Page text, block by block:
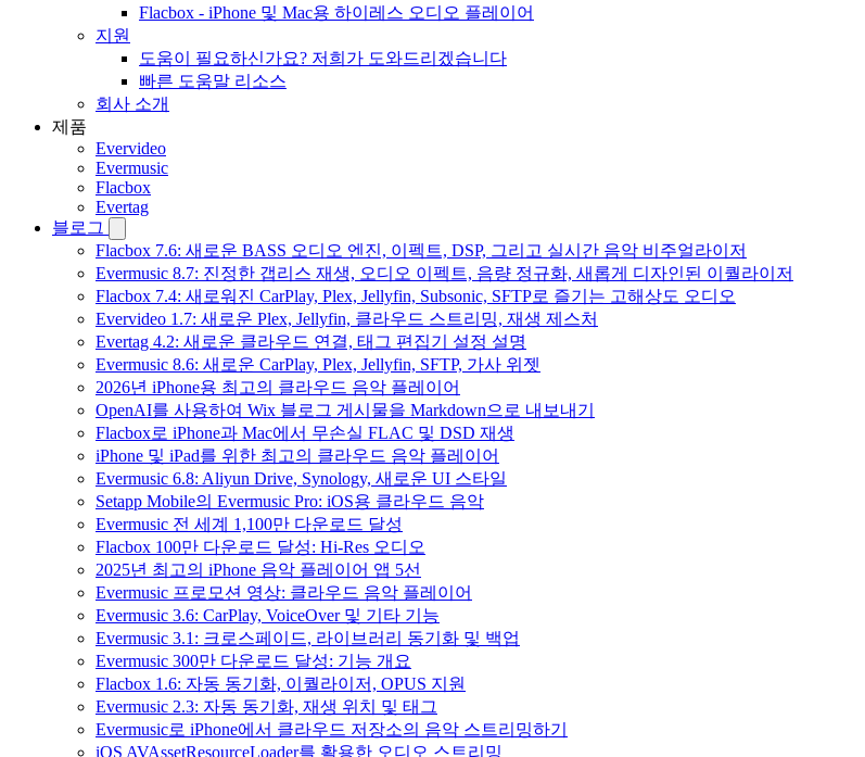
Flacbox - iPhone 및 Mac용 하이레스 오디오 플레이어
지원
도움이 필요하신가요? 저희가 도와드리겠습니다
빠른 도움말 리소스
회사 소개
제품
Evervideo
Evermusic
Flacbox
Evertag
블로그
Flacbox 7.6: 새로운 BASS 오디오 엔진, 이펙트, DSP, 그리고 실시간 음악 비주얼라이저
Evermusic 8.7: 진정한 갭리스 재생, 오디오 이펙트, 음량 정규화, 새롭게 디자인된 이퀄라이저
Flacbox 7.4: 새로워진 CarPlay, Plex, Jellyfin, Subsonic, SFTP로 즐기는 고해상도 오디오
Evervideo 1.7: 새로운 Plex, Jellyfin, 클라우드 스트리밍, 재생 제스처
Evertag 4.2: 새로운 클라우드 연결, 태그 편집기 설정 설명
Evermusic 8.6: 새로운 CarPlay, Plex, Jellyfin, SFTP, 가사 위젯
2026년 iPhone용 최고의 클라우드 음악 플레이어
OpenAI를 사용하여 Wix 블로그 게시물을 Markdown으로 내보내기
Flacbox로 iPhone과 Mac에서 무손실 FLAC 및 DSD 재생
iPhone 및 iPad를 위한 최고의 클라우드 음악 플레이어
Evermusic 6.8: Aliyun Drive, Synology, 새로운 UI 스타일
Setapp Mobile의 Evermusic Pro: iOS용 클라우드 음악
Evermusic 전 세계 1,100만 다운로드 달성
Flacbox 100만 다운로드 달성: Hi-Res 오디오
2025년 최고의 iPhone 음악 플레이어 앱 5선
Evermusic 프로모션 영상: 클라우드 음악 플레이어
Evermusic 3.6: CarPlay, VoiceOver 및 기타 기능
Evermusic 3.1: 크로스페이드, 라이브러리 동기화 및 백업
Evermusic 300만 다운로드 달성: 기능 개요
Flacbox 1.6: 자동 동기화, 이퀄라이저, OPUS 지원
Evermusic 2.3: 자동 동기화, 재생 위치 및 태그
Evermusic로 iPhone에서 클라우드 저장소의 음악 스트리밍하기
iOS AVAssetResourceLoader를 활용한 오디오 스트리밍